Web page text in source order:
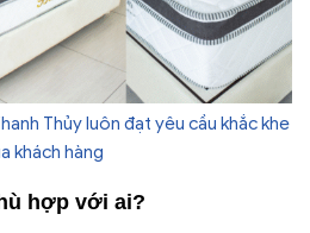
Thủy luôn đạt yêu cầu khắc khe
khách hàng
hợp với ai?